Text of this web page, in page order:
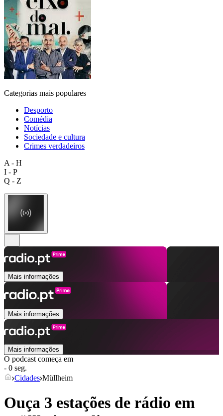
Categorias mais populares
Desporto
Comédia
Notícias
Sociedade e cultura
Crimes verdadeiros
A - H
I - P
Q - Z
Mais informações
Mais informações
Mais informações
O podcast começa em
- 0 seg.
Cidades Müllheim
Ouça 3 estações de rádio em